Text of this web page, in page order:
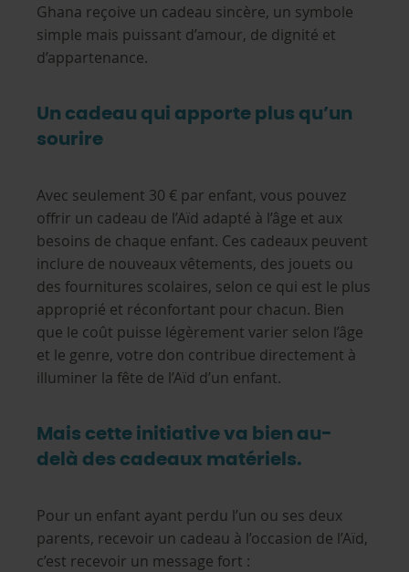
Ghana reçoive un cadeau sincère, un symbole
simple mais puissant d’amour, de dignité et
d’appartenance.
Un cadeau qui apporte plus qu’un
sourire
Avec seulement 30 € par enfant, vous pouvez
offrir un cadeau de l’Aïd adapté à l’âge et aux
besoins de chaque enfant. Ces cadeaux peuvent
inclure de nouveaux vêtements, des jouets ou
des fournitures scolaires, selon ce qui est le plus
approprié et réconfortant pour chacun. Bien
que le coût puisse légèrement varier selon l’âge
et le genre, votre don contribue directement à
illuminer la fête de l’Aïd d’un enfant.
Mais cette initiative va bien au-
delà des cadeaux matériels.
Pour un enfant ayant perdu l’un ou ses deux
parents, recevoir un cadeau à l’occasion de l’Aïd,
c’est recevoir un message fort :